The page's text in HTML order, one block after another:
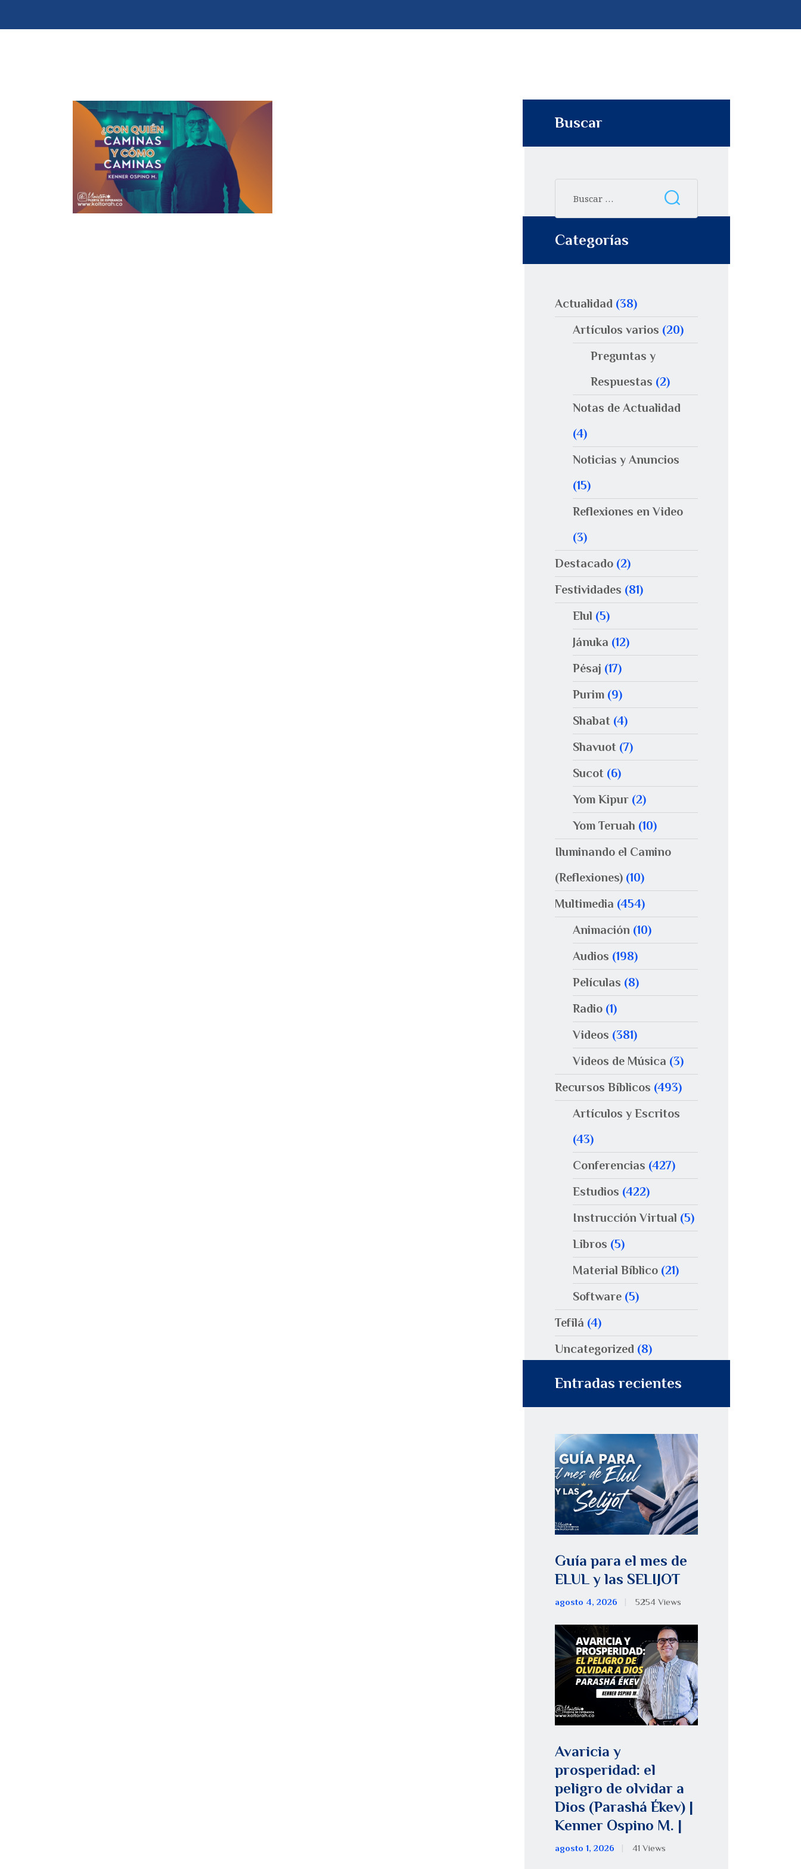
Buscar
Categorías
Actualidad (38)
Artículos varios (20)
Preguntas y
Respuestas (2)
Notas de Actualidad
(4)
Noticias y Anuncios
(15)
Reflexiones en Video
(3)
Destacado (2)
Festividades (81)
Elul (5)
Jánuka (12)
Pésaj (17)
Purim (9)
Shabat (4)
Shavuot (7)
Sucot (6)
Yom Kipur (2)
Yom Teruah (10)
Iluminando el Camino
(Reflexiones) (10)
Multimedia (454)
Animación (10)
Audios (198)
Películas (8)
Radio (1)
Videos (381)
Videos de Música (3)
Recursos Bíblicos (493)
Artículos y Escritos
(43)
Conferencias (427)
Estudios (422)
Instrucción Virtual (5)
Libros (5)
Material Bíblico (21)
Software (5)
Tefilá (4)
Uncategorized (8)
Entradas recientes
Guía para el mes de
ELUL y las SELIJOT
agosto 4, 2026 5254 Views
Avaricia y
prosperidad: el
peligro de olvidar a
Dios (Parashá Ékev) |
Kenner Ospino M. |
agosto 1, 2026 41 Views
i